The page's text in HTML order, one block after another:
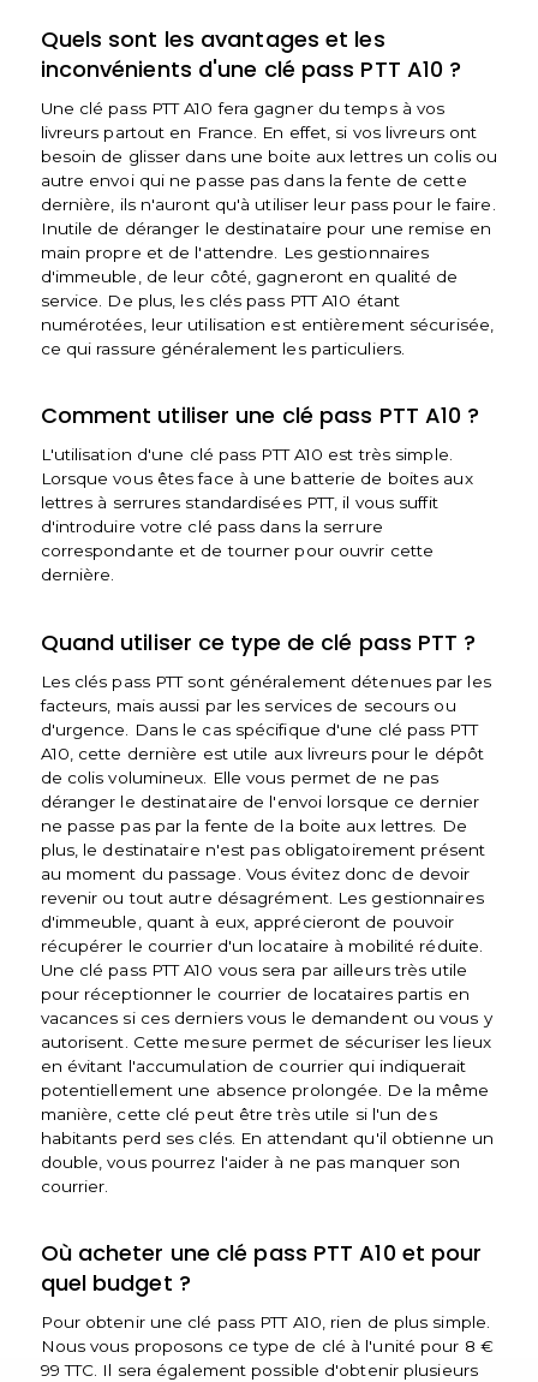
Quels sont les avantages et les
inconvénients d'une clé pass PTT A10 ?
Une clé pass PTT A10 fera gagner du temps à vos
livreurs partout en France. En effet, si vos livreurs ont
besoin de glisser dans une boite aux lettres un colis ou
autre envoi qui ne passe pas dans la fente de cette
dernière, ils n'auront qu'à utiliser leur pass pour le faire.
Inutile de déranger le destinataire pour une remise en
main propre et de l'attendre. Les gestionnaires
d'immeuble, de leur côté, gagneront en qualité de
service. De plus, les clés pass PTT A10 étant
numérotées, leur utilisation est entièrement sécurisée,
ce qui rassure généralement les particuliers.
Comment utiliser une clé pass PTT A10 ?
L'utilisation d'une clé pass PTT A10 est très simple.
Lorsque vous êtes face à une batterie de boites aux
lettres à serrures standardisées PTT, il vous suffit
d'introduire votre clé pass dans la serrure
correspondante et de tourner pour ouvrir cette
dernière.
Quand utiliser ce type de clé pass PTT ?
Les clés pass PTT sont généralement détenues par les
facteurs, mais aussi par les services de secours ou
d'urgence. Dans le cas spécifique d'une clé pass PTT
A10, cette dernière est utile aux livreurs pour le dépôt
de colis volumineux. Elle vous permet de ne pas
déranger le destinataire de l'envoi lorsque ce dernier
ne passe pas par la fente de la boite aux lettres. De
plus, le destinataire n'est pas obligatoirement présent
au moment du passage. Vous évitez donc de devoir
revenir ou tout autre désagrément. Les gestionnaires
d'immeuble, quant à eux, apprécieront de pouvoir
récupérer le courrier d'un locataire à mobilité réduite.
Une clé pass PTT A10 vous sera par ailleurs très utile
pour réceptionner le courrier de locataires partis en
vacances si ces derniers vous le demandent ou vous y
autorisent. Cette mesure permet de sécuriser les lieux
en évitant l'accumulation de courrier qui indiquerait
potentiellement une absence prolongée. De la même
manière, cette clé peut être très utile si l'un des
habitants perd ses clés. En attendant qu'il obtienne un
double, vous pourrez l'aider à ne pas manquer son
courrier.
Où acheter une clé pass PTT A10 et pour
quel budget ?
Pour obtenir une clé pass PTT A10, rien de plus simple.
Nous vous proposons ce type de clé à l'unité pour 8 €
99 TTC. Il sera également possible d'obtenir plusieurs